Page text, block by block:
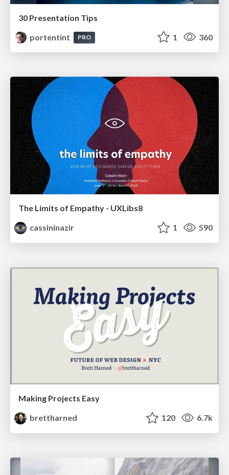
30 Presentation Tips
portentint
PRO 1 360
The Limits of Empathy - UXLibs8
cassininazir
1 590
Making Projects Easy
brettharned
120 6.7k